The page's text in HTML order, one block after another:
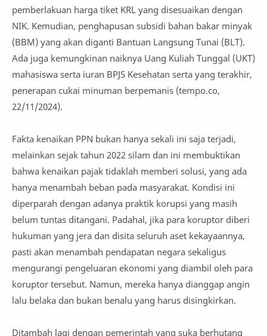
pemberlakuan harga tiket KRL yang disesuaikan dengan
NIK. Kemudian, penghapusan subsidi bahan bakar minyak
(BBM) yang akan diganti Bantuan Langsung Tunai (BLT).
Ada juga kemungkinan naiknya Uang Kuliah Tunggal (UKT)
mahasiswa serta iuran BPJS Kesehatan serta yang terakhir,
penerapan cukai minuman berpemanis (tempo.co,
22/11/2024).
Fakta kenaikan PPN bukan hanya sekali ini saja terjadi,
melainkan sejak tahun 2022 silam dan ini membuktikan
bahwa kenaikan pajak tidaklah memberi solusi, yang ada
hanya menambah beban pada masyarakat. Kondisi ini
diperparah dengan adanya praktik korupsi yang masih
belum tuntas ditangani. Padahal, jika para koruptor diberi
hukuman yang jera dan disita seluruh aset kekayaannya,
pasti akan menambah pendapatan negara sekaligus
mengurangi pengeluaran ekonomi yang diambil oleh para
koruptor tersebut. Namun, mereka hanya dianggap angin
lalu belaka dan bukan benalu yang harus disingkirkan.
Ditambah lagi dengan pemerintah yang suka berhutang